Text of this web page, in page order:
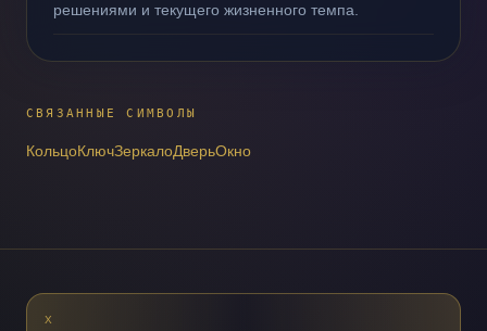
решениями и текущего жизненного темпа.
СВЯЗАННЫЕ СИМВОЛЫ
КольцоКлючЗеркалоДверьОкно
X